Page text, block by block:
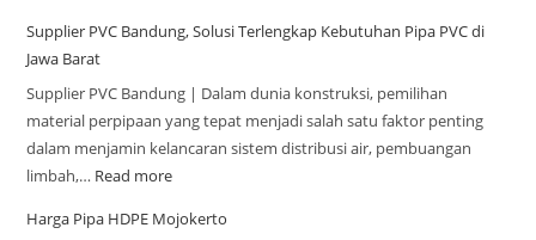
Supplier PVC Bandung, Solusi Terlengkap Kebutuhan Pipa PVC di
Jawa Barat
Supplier PVC Bandung | Dalam dunia konstruksi, pemilihan
material perpipaan yang tepat menjadi salah satu faktor penting
dalam menjamin kelancaran sistem distribusi air, pembuangan
limbah,… Read more
Harga Pipa HDPE Mojokerto